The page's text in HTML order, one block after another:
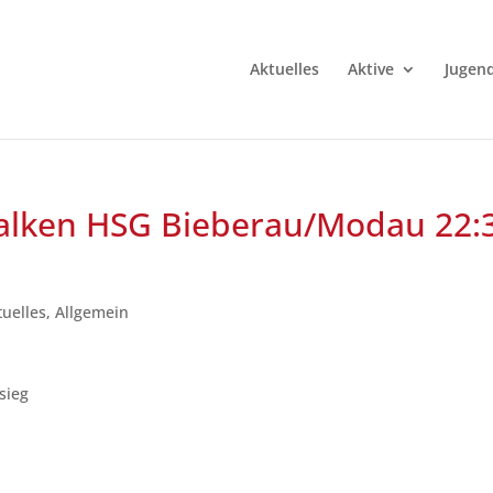
Aktuelles Aktive
HSG Bieberau/Modau
,Allgemein